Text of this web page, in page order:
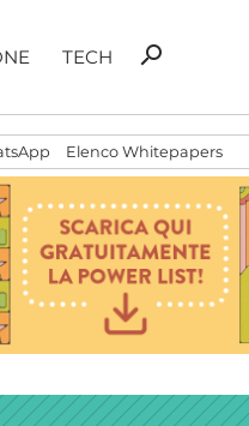
TECH
Ricerca
search
Elenco Whitepapers